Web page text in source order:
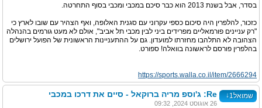
בסדר, אבל בשנת 2013 הוא כבר סיכם במכבי ומכבי בסוף התחרטה.
כזכור, להלפרין היה סיכום כספי עקרוני עם סגנית האלופה, ואף הצהיר עם שובו לארץ כי
"רק עניינים פורמאליים מפרידים ביני לבין מכבי תל אביב", אולם לא מעט גורמים בהנהלה
הצהובה לא התלהבו מחזרתו למועדון. גם על ההתעניינות הראשונית של הפועל ירושלים
בהלפרין פורסם לראשונה בוואלה! ספורט.
https://sports.walla.co.il/item/2666294
שמואל1 ↓ Re: ג'וספ מריה ברוקאל - סיים את דרכו במכבי
26 אוגוסט 2024, 09:32